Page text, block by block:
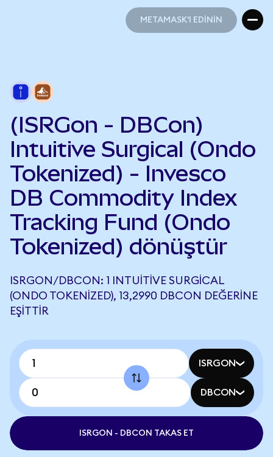
METAMASK'I EDİNİN
(ISRGon - DBCon)
Intuitive Surgical (Ondo
Tokenized) - Invesco
DB Commodity Index
Tracking Fund (Ondo
Tokenized) dönüştür
ISRGON/DBCON: 1 INTUITIVE SURGICAL
(ONDO TOKENIZED), 13,2990 DBCON DEĞERINE
EŞITTIR
ISRGON
DBCON
ISRGON - DBCON TAKAS ET